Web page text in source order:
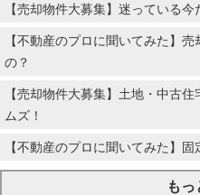
【売却物件大募集】迷っている
【不動産のプロに聞いてみた】
の？
【売却物件大募集】土地・中古
ムズ！
【不動産のプロに聞いてみた】
もっ